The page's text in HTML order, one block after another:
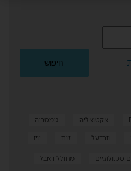
אקטואליה
גימטריה
וורדעל זום יויו
טכנולוגיים
מחולל דאבל